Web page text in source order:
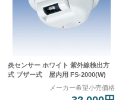
炎センサー ホワイト 紫外線検出方
式 ブザー式 屋内用 FS-2000(W)
メーカー希望小売価格